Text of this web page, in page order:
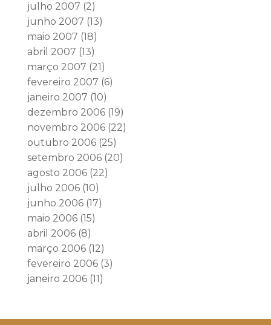
julho 2007 (2)
junho 2007 (13)
maio 2007 (18)
abril 2007 (13)
março 2007 (21)
fevereiro 2007 (6)
janeiro 2007 (10)
dezembro 2006(19)
novembro 2006(22)
outubro 2006(25)
setembro 2006(20)
agosto 2006(22)
julho 2006(10)
junho 2006(17)
maio 2006(15)
abril 2006(8)
março 2006(12)
fevereiro 2006(3)
janeiro 2006(11)